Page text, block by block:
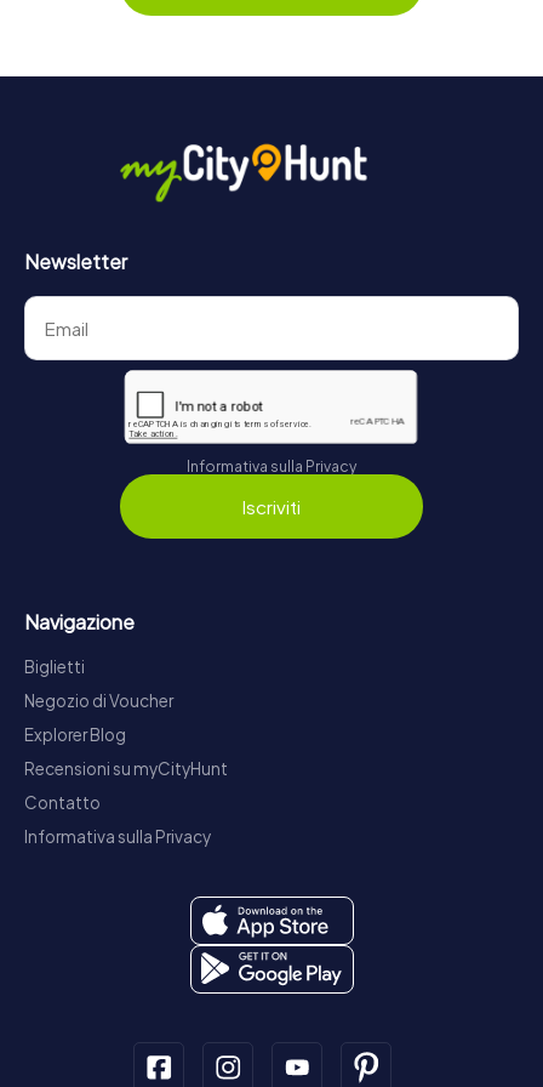
Newsletter
Informativa sulla Privacy
Iscriviti
Navigazione
Biglietti
Negozio di Voucher
Explorer Blog
Recensioni su myCityHunt
Contatto
Informativa sulla Privacy